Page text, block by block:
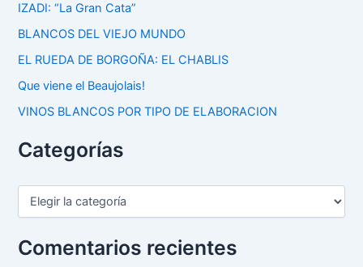
IZADI: “La Gran Cata”
BLANCOS DEL VIEJO MUNDO
EL RUEDA DE BORGOÑA: EL CHABLIS
Que viene el Beaujolais!
VINOS BLANCOS POR TIPO DE ELABORACION
Categorías
C
e
g
Comentarios recientes